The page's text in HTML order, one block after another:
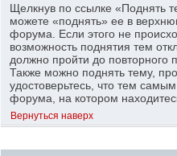
Щелкнув по ссылке «Поднять
можете «поднять» ее в
форума. Если этого не
возможность поднятия тем
должно пройти до
Также можно поднять тему,
удостоверьтесь, что тем
форума, на котором
Вернуться наверх